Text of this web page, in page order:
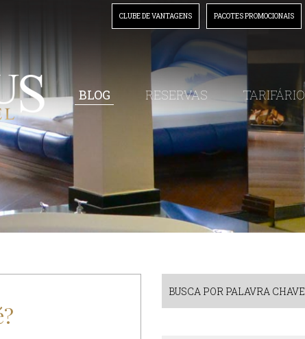
CLUBE DE VANTAGENS PACOTES PROMOCIONAIS
BLOG RESERVAS TARIFÁRIO